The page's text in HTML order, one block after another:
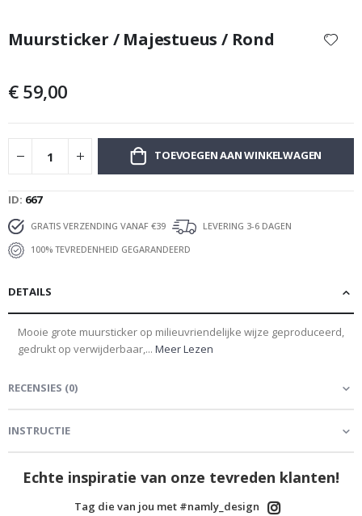
het
de
Muursticker / Majestueus / Rond
€ 59,00
TOEVOEGEN AAN WINKELWAGEN
ID 667
GRATIS VERZENDING VANAF €39
LEVERING 3-6 DAGEN
100% TEVREDENHEID GEGARANDEERD
DETAILS
Mooie grote muursticker op milieuvriendelijke wijze geproduceerd,
gedrukt op verwijderbaar,... Meer Lezen
RECENSIES (0)
INSTRUCTIE
Echte inspiratie van onze tevreden klanten!
Tag die van jou met #namly_design